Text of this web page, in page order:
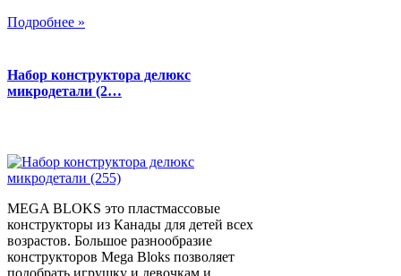
Подробнее »
Набор конструктора делюкс
микродетали (2…
MEGA BLOKS это пластмассовые
конструкторы из Канады для детей всех
возрастов. Большое разнообразие
конструкторов Mega Bloks позволяет